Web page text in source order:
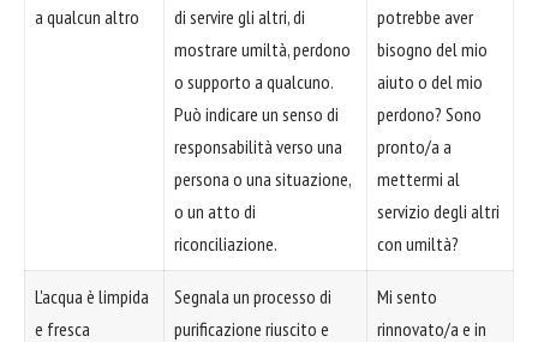
a qualcun altro
di servire gli altri, di
mostrare umiltà, perdono
o supporto a qualcuno.
Può indicare un senso di
responsabilità verso una
persona o una situazione,
o un atto di
riconciliazione.
potrebbe aver
bisogno del mio
aiuto o del mio
perdono? Sono
pronto/a a
mettermi al
servizio degli altri
con umiltà?
L'acqua è limpida
e fresca
Segnala un processo di
purificazione riuscito e
Mi sento
rinnovato/a e in